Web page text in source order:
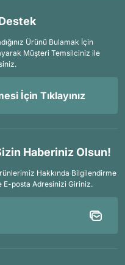
Ürünü Bulamak İçin
Müşteri Temsilciniz ile
İçin Tıklayınız
Haberiniz Olsun!
Hakkında Bilgilendirme
E-posta Adresinizi Giriniz.